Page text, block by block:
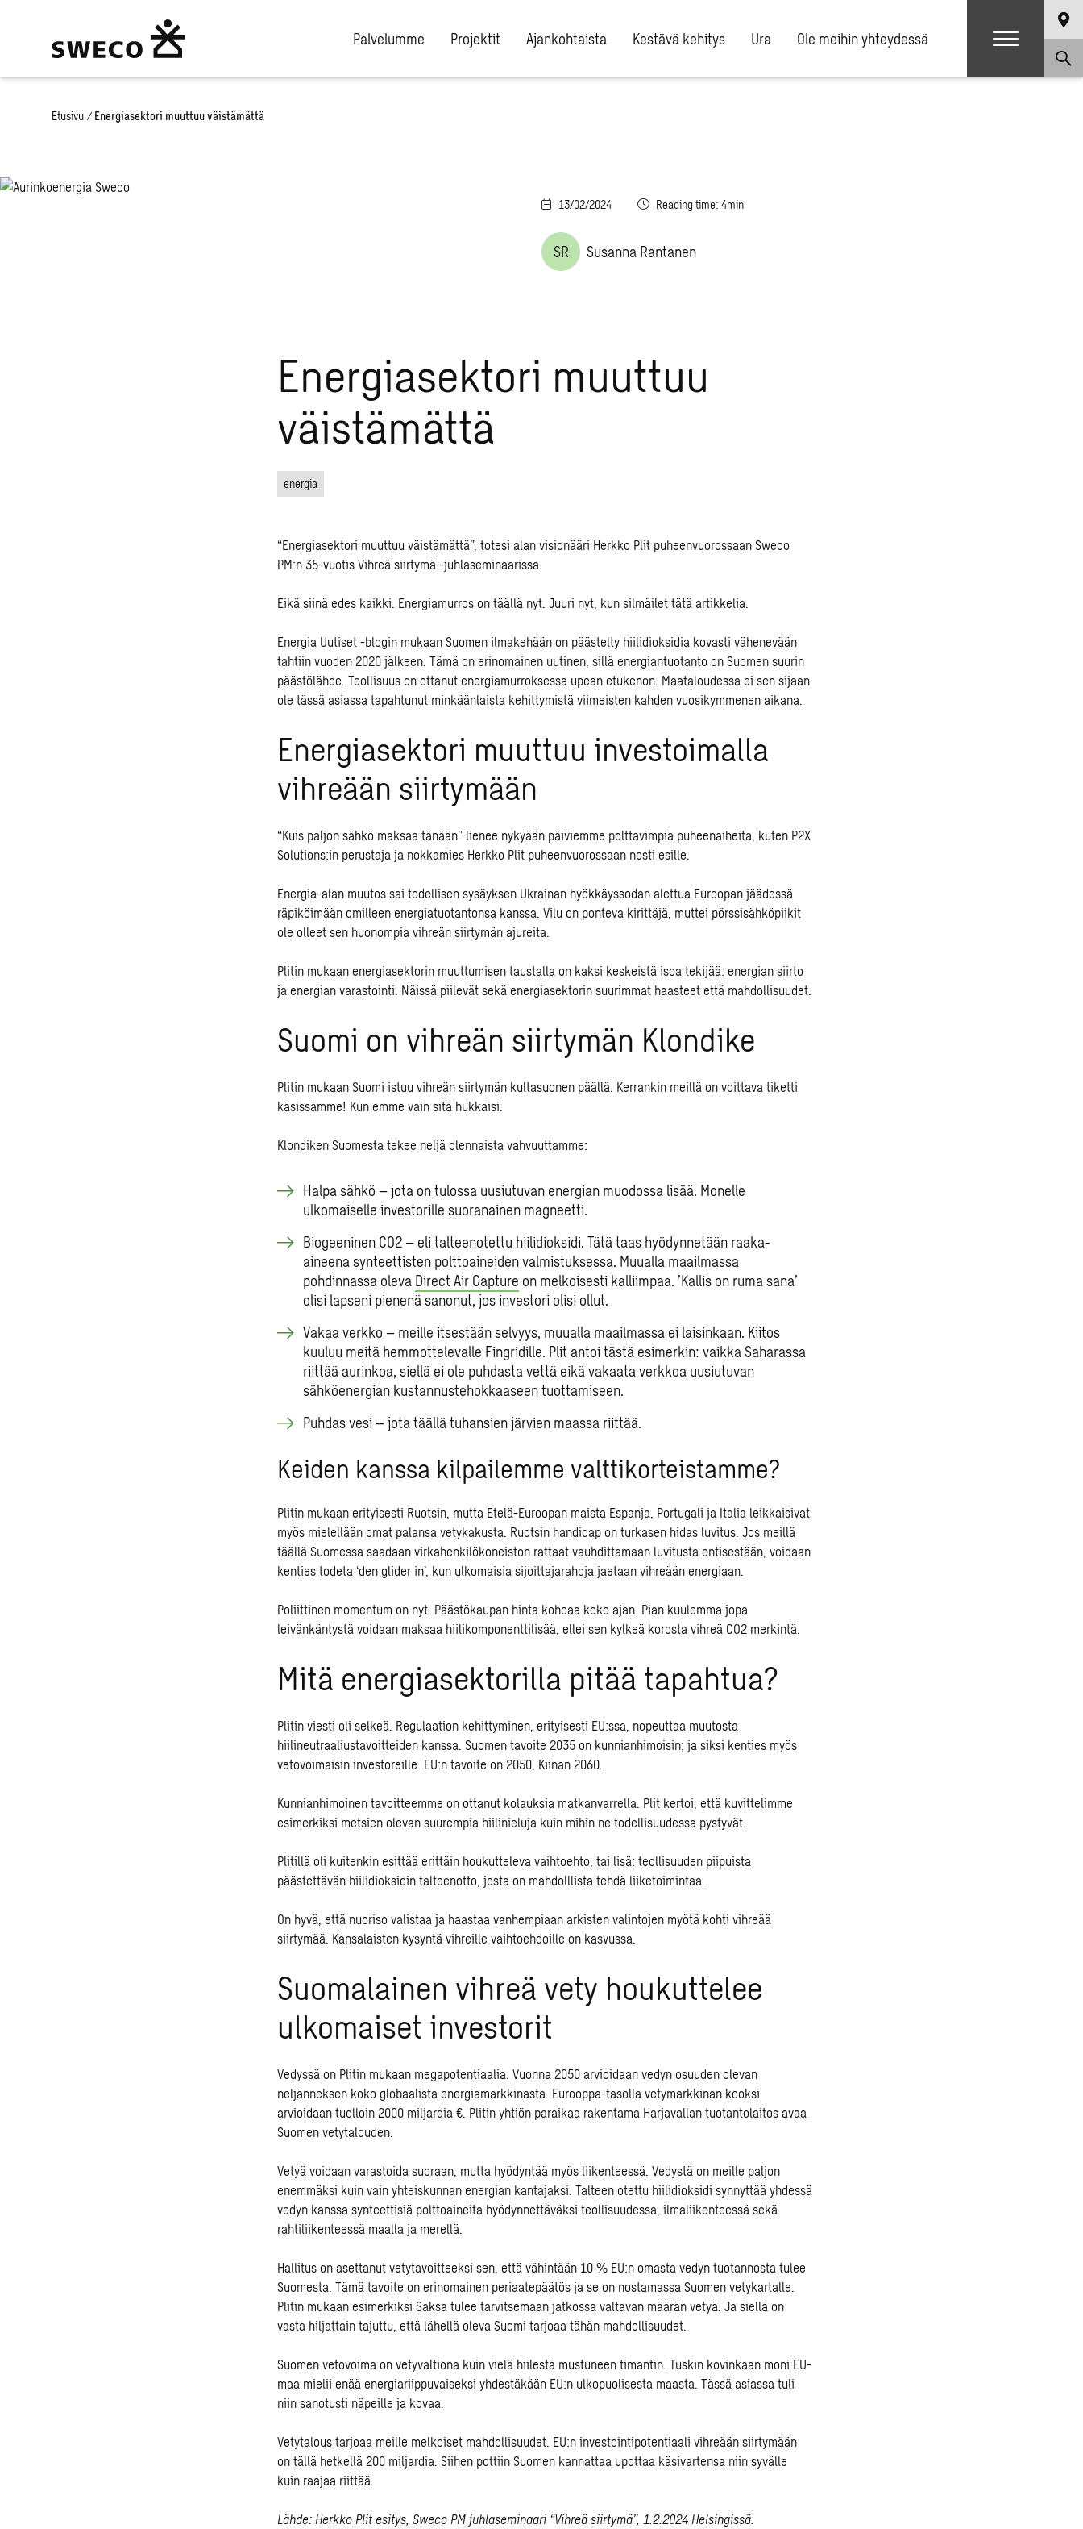
Palvelumme Projektit Ajankohtaista Kestävä kehitys Ura Ole meihin yhteydessä
Etusivu / Energiasektori muuttuu väistämättä
13/02/2024 Reading time: 4min
SR Susanna Rantanen
Energiasektori muuttuu
väistämättä
energia
“Energiasektori muuttuu väistämättä”, totesi alan visionääri Herkko Plit puheenvuorossaan Sweco
PM:n 35-vuotis Vihreä siirtymä -juhlaseminaarissa.
Eikä siinä edes kaikki. Energiamurros on täällä nyt. Juuri nyt, kun silmäilet tätä artikkelia.
Energia Uutiset -blogin mukaan Suomen ilmakehään on päästelty hiilidioksidia kovasti vähenevään
tahtiin vuoden 2020 jälkeen. Tämä on erinomainen uutinen, sillä energiantuotanto on Suomen suurin
päästölähde. Teollisuus on ottanut energiamurroksessa upean etukenon. Maataloudessa ei sen sijaan
ole tässä asiassa tapahtunut minkäänlaista kehittymistä viimeisten kahden vuosikymmenen aikana.
Energiasektori muuttuu investoimalla
vihreään siirtymään
“Kuis paljon sähkö maksaa tänään” lienee nykyään päiviemme polttavimpia puheenaiheita, kuten P2X
Solutions:in perustaja ja nokkamies Herkko Plit puheenvuorossaan nosti esille.
Energia-alan muutos sai todellisen sysäyksen Ukrainan hyökkäyssodan alettua Euroopan jäädessä
räpiköimään omilleen energiatuotantonsa kanssa. Vilu on ponteva kirittäjä, muttei pörssisähköpiikit
ole olleet sen huonompia vihreän siirtymän ajureita.
Plitin mukaan energiasektorin muuttumisen taustalla on kaksi keskeistä isoa tekijää: energian siirto
ja energian varastointi. Näissä piilevät sekä energiasektorin suurimmat haasteet että mahdollisuudet.
Suomi on vihreän siirtymän Klondike
Plitin mukaan Suomi istuu vihreän siirtymän kultasuonen päällä. Kerrankin meillä on voittava tiketti
käsissämme! Kun emme vain sitä hukkaisi.
Klondiken Suomesta tekee neljä olennaista vahvuuttamme:
Halpa sähkö – jota on tulossa uusiutuvan energian muodossa lisää. Monelle
ulkomaiselle investorille suoranainen magneetti.
Biogeeninen CO2 – eli talteenotettu hiilidioksidi. Tätä taas hyödynnetään raaka-
aineena synteettisten polttoaineiden valmistuksessa. Muualla maailmassa
pohdinnassa oleva Direct Air Capture on melkoisesti kalliimpaa. ’Kallis on ruma sana’
olisi lapseni pienenä sanonut, jos investori olisi ollut.
Vakaa verkko – meille itsestään selvyys, muualla maailmassa ei laisinkaan. Kiitos
kuuluu meitä hemmottelevalle Fingridille. Plit antoi tästä esimerkin: vaikka Saharassa
riittää aurinkoa, siellä ei ole puhdasta vettä eikä vakaata verkkoa uusiutuvan
sähköenergian kustannustehokkaaseen tuottamiseen.
Puhdas vesi – jota täällä tuhansien järvien maassa riittää.
Keiden kanssa kilpailemme valttikorteistamme?
Plitin mukaan erityisesti Ruotsin, mutta Etelä-Euroopan maista Espanja, Portugali ja Italia leikkaisivat
myös mielellään omat palansa vetykakusta. Ruotsin handicap on turkasen hidas luvitus. Jos meillä
täällä Suomessa saadaan virkahenkilökoneiston rattaat vauhdittamaan luvitusta entisestään, voidaan
kenties todeta ‘den glider in’, kun ulkomaisia sijoittajarahoja jaetaan vihreään energiaan.
Poliittinen momentum on nyt. Päästökaupan hinta kohoaa koko ajan. Pian kuulemma jopa
leivänkäntystä voidaan maksaa hiilikomponenttilisää, ellei sen kylkeä korosta vihreä CO2 merkintä.
Mitä energiasektorilla pitää tapahtua?
Plitin viesti oli selkeä. Regulaation kehittyminen, erityisesti EU:ssa, nopeuttaa muutosta
hiilineutraaliustavoitteiden kanssa. Suomen tavoite 2035 on kunnianhimoisin; ja siksi kenties myös
vetovoimaisin investoreille. EU:n tavoite on 2050, Kiinan 2060.
Kunnianhimoinen tavoitteemme on ottanut kolauksia matkanvarrella. Plit kertoi, että kuvittelimme
esimerkiksi metsien olevan suurempia hiilinieluja kuin mihin ne todellisuudessa pystyvät.
Plitillä oli kuitenkin esittää erittäin houkutteleva vaihtoehto, tai lisä: teollisuuden piipuista
päästettävän hiilidioksidin talteenotto, josta on mahdolllista tehdä liiketoimintaa.
On hyvä, että nuoriso valistaa ja haastaa vanhempiaan arkisten valintojen myötä kohti vihreää
siirtymää. Kansalaisten kysyntä vihreille vaihtoehdoille on kasvussa.
Suomalainen vihreä vety houkuttelee
ulkomaiset investorit
Vedyssä on Plitin mukaan megapotentiaalia. Vuonna 2050 arvioidaan vedyn osuuden olevan
neljänneksen koko globaalista energiamarkkinasta. Eurooppa-tasolla vetymarkkinan kooksi
arvioidaan tuolloin 2000 miljardia €. Plitin yhtiön paraikaa rakentama Harjavallan tuotantolaitos avaa
Suomen vetytalouden.
Vetyä voidaan varastoida suoraan, mutta hyödyntää myös liikenteessä. Vedystä on meille paljon
enemmäksi kuin vain yhteiskunnan energian kantajaksi. Talteen otettu hiilidioksidi synnyttää yhdessä
vedyn kanssa synteettisiä polttoaineita hyödynnettäväksi teollisuudessa, ilmaliikenteessä sekä
rahtiliikenteessä maalla ja merellä.
Hallitus on asettanut vetytavoitteeksi sen, että vähintään 10 % EU:n omasta vedyn tuotannosta tulee
Suomesta. Tämä tavoite on erinomainen periaatepäätös ja se on nostamassa Suomen vetykartalle.
Plitin mukaan esimerkiksi Saksa tulee tarvitsemaan jatkossa valtavan määrän vetyä. Ja siellä on
vasta hiljattain tajuttu, että lähellä oleva Suomi tarjoaa tähän mahdollisuudet.
Suomen vetovoima on vetyvaltiona kuin vielä hiilestä mustuneen timantin. Tuskin kovinkaan moni EU-
maa mielii enää energiariippuvaiseksi yhdestäkään EU:n ulkopuolisesta maasta. Tässä asiassa tuli
niin sanotusti näpeille ja kovaa.
Vetytalous tarjoaa meille melkoiset mahdollisuudet. EU:n investointipotentiaali vihreään siirtymään
on tällä hetkellä 200 miljardia. Siihen pottiin Suomen kannattaa upottaa käsivartensa niin syvälle
kuin raajaa riittää.
Lähde: Herkko Plit esitys, Sweco PM juhlaseminaari “Vihreä siirtymä”, 1.2.2024 Helsingissä.